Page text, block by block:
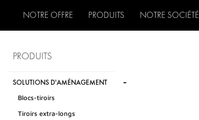
NOTRE OFFRE PRODUITS NOTRE SOCIÉTÉ
PRODUITS
SOLUTIONS D'AMÉNAGEMENT -
Blocs-tiroirs
Tiroirs extra-longs